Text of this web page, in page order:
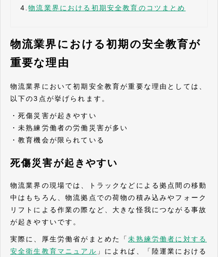
4.物流業界における初期安全教育のコツまとめ
物流業界における初期の安全教育が
重要な理由
物流業界において初期安全教育が重要な理由としては、
以下の3点が挙げられます。
・死傷災害が起きやすい
・未熟練労働者の労働災害が多い
・教育機会が限られている
死傷災害が起きやすい
物流業界の現場では、トラックなどによる拠点間の移動
中はもちろん、物流拠点での荷物の積み込みやフォーク
リフトによる作業の際など、大きな怪我につながる事故
が起きやすいです。
実際に、厚生労働省がまとめた「未熟練労働者に対する
安全衛生教育マニュアル 」によれば、「陸運業における